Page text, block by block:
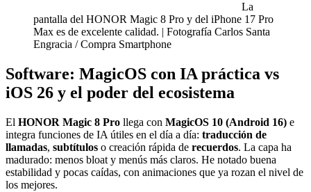
La
pantalla del HONOR Magic 8 Pro y del iPhone 17 Pro
Max es de excelente calidad. | Fotografía Carlos Santa
Engracia / Compra Smartphone
Software: MagicOS con IA práctica vs
iOS 26 y el poder del ecosistema
El HONOR Magic 8 Pro llega con MagicOS 10 (Android 16) e
integra funciones de IA útiles en el día a día: traducción de
llamadas, subtítulos o creación rápida de recuerdos. La capa ha
madurado: menos bloat y menús más claros. He notado buena
estabilidad y pocas caídas, con animaciones que ya rozan el nivel de
los mejores.